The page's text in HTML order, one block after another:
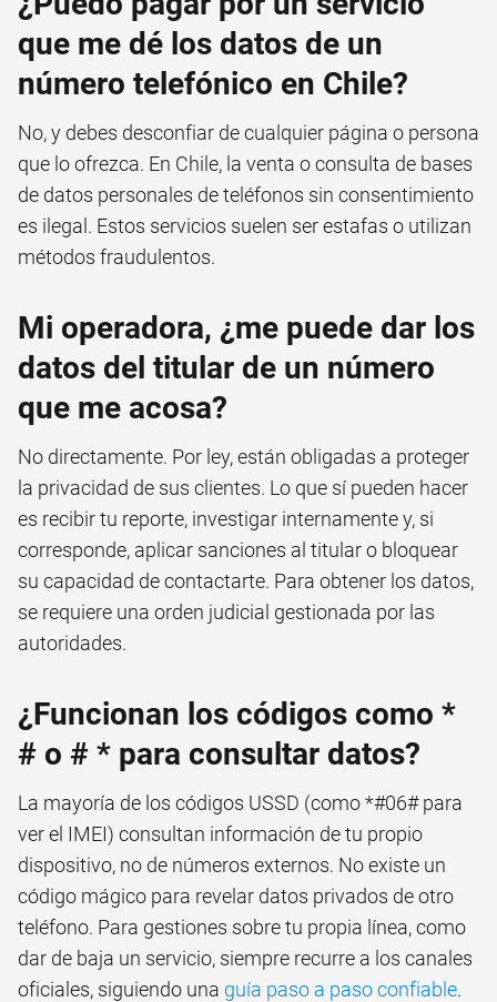
que me dé los datos de un
número telefónico en Chile?
No, y debes desconfiar de cualquier página o persona
que lo ofrezca. En Chile, la venta o consulta de bases
de datos personales de teléfonos sin consentimiento
es ilegal. Estos servicios suelen ser estafas o utilizan
métodos fraudulentos.
Mi operadora, ¿me puede dar los
datos del titular de un número
que me acosa?
No directamente. Por ley, están obligadas a proteger
la privacidad de sus clientes. Lo que sí pueden hacer
es recibir tu reporte, investigar internamente y, si
corresponde, aplicar sanciones al titular o bloquear
su capacidad de contactarte. Para obtener los datos,
se requiere una orden judicial gestionada por las
autoridades.
¿Funcionan los códigos como *
# o # * para consultar datos?
La mayoría de los códigos USSD (como *#06# para
ver el IMEI) consultan información de tu propio
dispositivo, no de números externos. No existe un
código mágico para revelar datos privados de otro
teléfono. Para gestiones sobre tu propia línea, como
dar de baja un servicio, siempre recurre a los canales
oficiales, siguiendo una guía paso a paso confiable.